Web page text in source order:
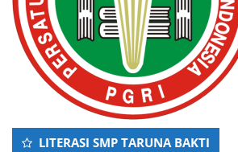
LITERASI SMP TARUNA BAKTI